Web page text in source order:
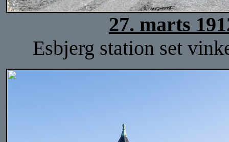
27. marts
Esbjerg station set